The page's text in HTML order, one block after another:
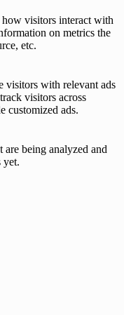
visitors interact with
on metrics the
etc.
visitors with relevant ads
visitors across
customized ads.
are being analyzed and
yet.